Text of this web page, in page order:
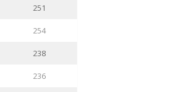
251
254
238
236